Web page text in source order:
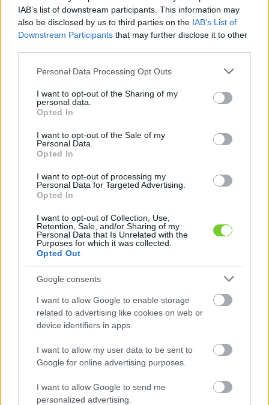
IAB’s list of downstream participants. This information may
also be disclosed by us to third parties on the IAB’s List of
Downstream Participants that may further disclose it to other
Please note that this website/app uses one or more Google
not limited to your visit or usage behaviour. You may click to
grant or deny consent to Google and its third-party tags to
use your data for below specified purposes in below Google
consent section.
Personal Data Processing Opt Outs
I want to opt-out of the Sharing of my
personal data.
Opted In
I want to opt-out of the Sale of my
Personal Data.
Opted In
I want to opt-out of processing my
Personal Data for Targeted Advertising.
Opted In
I want to opt-out of Collection, Use,
Retention, Sale, and/or Sharing of my
Personal Data that Is Unrelated with the
Purposes for which it was collected.
Opted Out
Google consents
I want to allow Google to enable storage
related to advertising like cookies on web or
device identifiers in apps.
I want to allow my user data to be sent to
Google for online advertising purposes.
I want to allow Google to send me
personalized advertising.
Felhasználónév
Jelszó
Elfelejtette jelszavát?
Bejelentkezés
faiskola.hu
Kertészeti, kerti termékek és szolgáltatások térképes
KERTÉSZ ÉS KERTÉSZET REGISZTRÁCIÓ